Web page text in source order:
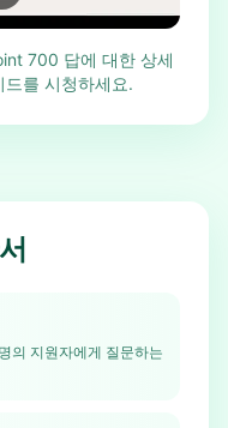
700 답에 대한 상세
를 시청하세요.
의 지원자에게 질문하는